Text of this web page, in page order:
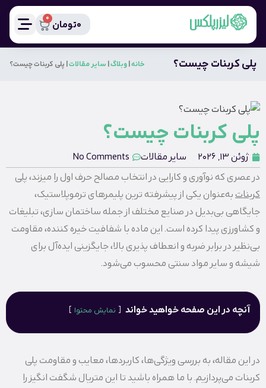
0تومان
0
پلی کربنات چیست؟ خانه وبلاگ سایر مقالات پلی کربنات چیست؟
پلی کربنات چیست؟
ژوئن 13, 2026 سایر مقالات
No Comments
در عصری که نوآوری و کارایی در انتخاب مصالح حرف اول را میزند،پلی
کربناتبه‌عنوان یکی از پیشرفته‌ ترین پلیمرهای ترموپلاستیک،
جایگاهی بی‌بدیل در صنایع مختلف از جمله ساختمان‌ سازی، تبلیغات
و کشاورزی پیدا کرده است. این ماده با شفافیت خیره‌ کننده، مقاومت
بی‌نظیر در برابر ضربه و انعطاف‌ پذیری بالا، جایگزینی ایده‌آل برای
شیشه و سایر مواد سنتی محسوب می‌شود.
آنچه در این صفحه خواهید خواند نمایش محتوا
در این مقاله، به بررسی ویژگی‌ها، کاربردها، معایب و مقاومت پلی
کربنات می‌پردازیم. با ما همراه باشید تا این متریال شگفت‌ انگیز را